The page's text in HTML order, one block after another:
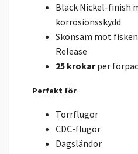
Black Nickel-finish
korrosionsskydd
Skonsam mot
Release
25 krokarper
Perfekt för
Torrflugor
CDC-flugor
Dagsländor